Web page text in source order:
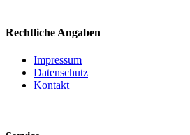
Rechtliche Angaben
Impressum
Datenschutz
Kontakt